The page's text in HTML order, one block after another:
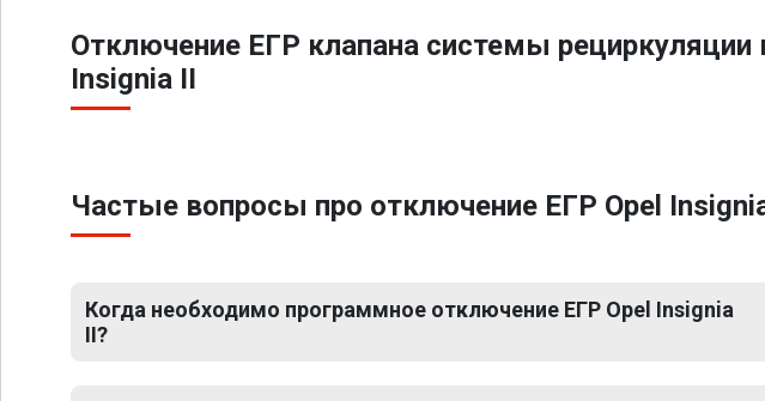
Отключение ЕГР клапана системы
Insignia II
Частые вопросы про отключение ЕГР Opel
Когда необходимо программное отключение ЕГР Opel Insignia
II?